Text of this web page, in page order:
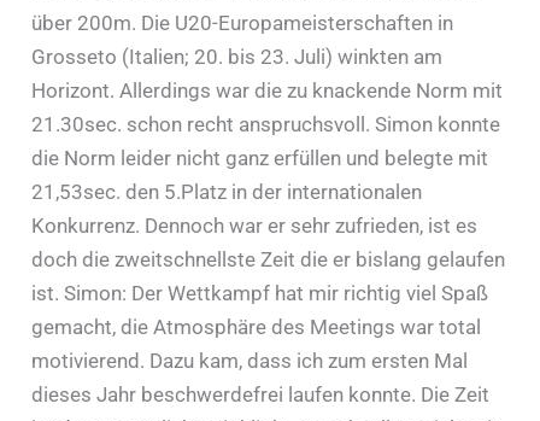
über 200m. Die U20-Europameisterschaften in
Grosseto (Italien; 20. bis 23. Juli) winkten am
Horizont. Allerdings war die zu knackende Norm mit
21.30sec. schon recht anspruchsvoll. Simon konnte
die Norm leider nicht ganz erfüllen und belegte mit
21,53sec. den 5.Platz in der internationalen
Konkurrenz. Dennoch war er sehr zufrieden, ist es
doch die zweitschnellste Zeit die er bislang gelaufen
ist. Simon: Der Wettkampf hat mir richtig viel Spaß
gemacht, die Atmosphäre des Meetings war total
motivierend. Dazu kam, dass ich zum ersten Mal
dieses Jahr beschwerdefrei laufen konnte. Die Zeit